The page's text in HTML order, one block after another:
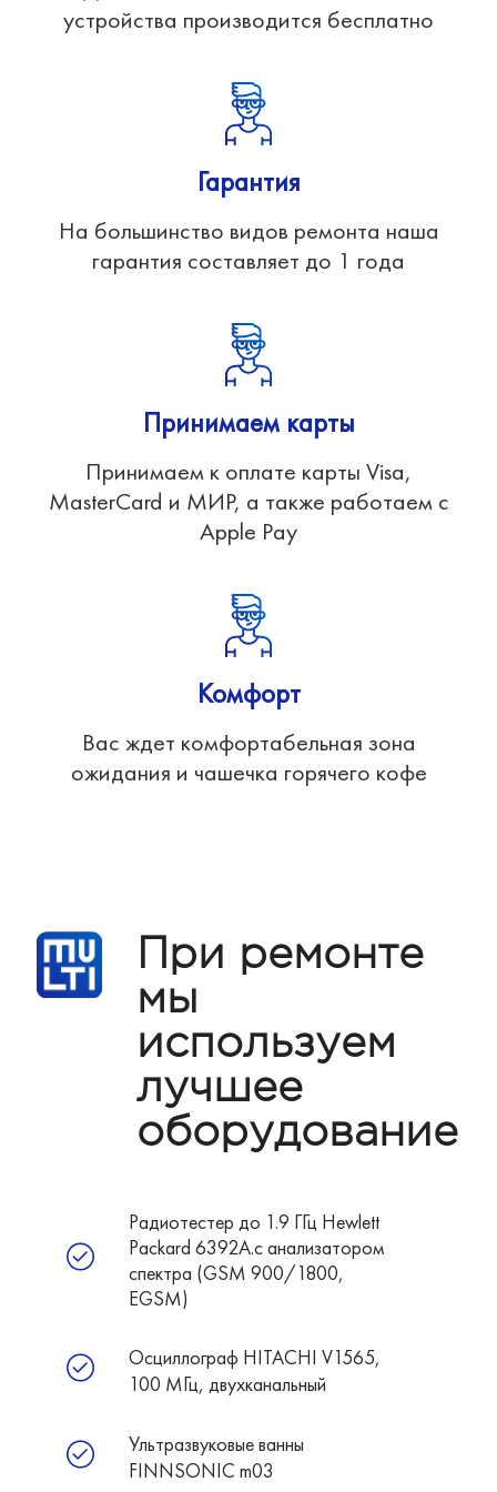
устройства производится бесплатно
Гарантия
На большинство видов ремонта наша
гарантия составляет до 1 года
Принимаем карты
Принимаем к оплате карты Visa,
MasterCard и МИР, а также работаем с
Apple Pay
Комфорт
Вас ждет комфортабельная зона
ожидания и чашечка горячего кофе
При ремонте
мы
используем
лучшее
оборудование
Радиотестер до 1.9 ГГц Hewlett
Packard 6392A.с анализатором
спектра (GSM 900/1800,
EGSM)
Осциллограф HITACHI V1565,
100 МГц, двухканальный
Ультразвуковые ванны
FINNSONIC m03